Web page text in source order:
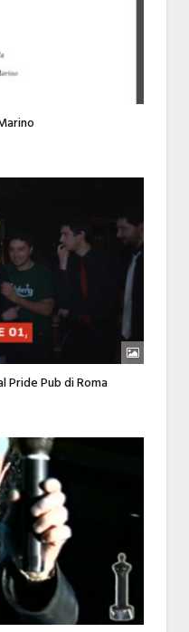
Pride Pub di Roma